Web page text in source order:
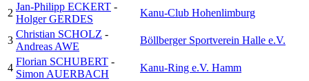
2
Jan-Philipp ECKERT -
Holger GERDES
Kanu-Club Hohenlimburg
3
Christian SCHOLZ -
Andreas AWE
Böllberger Sportverein Halle e.V.
4
Florian SCHUBERT -
Simon AUERBACH
Kanu-Ring e.V. Hamm